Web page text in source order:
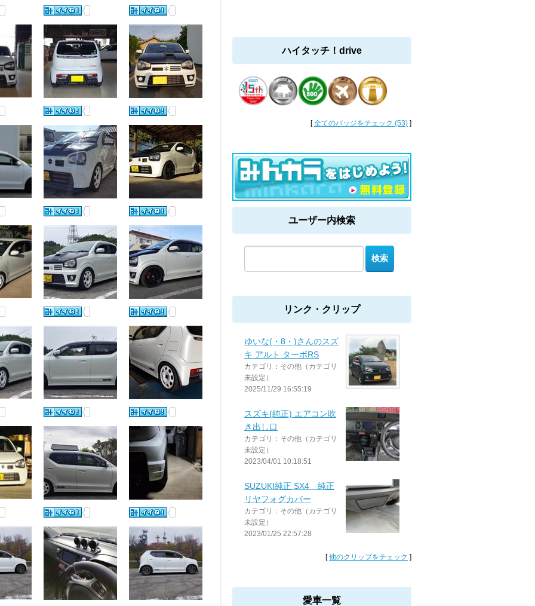
ハイタッチ！drive
[全てのバッジをチェック (53) ]
ユーザー内検索
リンク・クリップ
ゆいな(・8・)さんのスズ
キ アルト ターボRS
カテゴリ：その他（カテゴリ
未設定）
2025/11/29 16:55:19
スズキ(純正) エアコン吹
き出し口
カテゴリ：その他（カテゴリ
未設定）
2023/04/01 10:18:51
SUZUKI純正 SX4 純正
リヤフォグカバー
カテゴリ：その他（カテゴリ
未設定）
2023/01/25 22:57:28
[他のクリップをチェック ]
愛車一覧